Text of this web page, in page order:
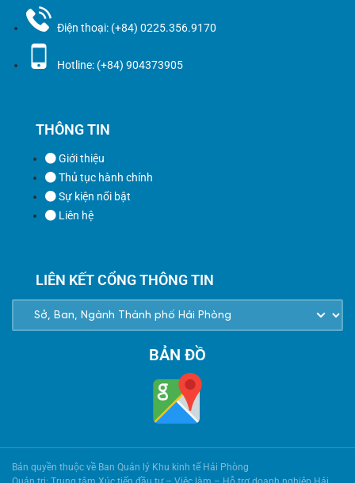
Điện thoại: (+84) 0225.356.9170
Hotline: (+84) 904373905
THÔNG TIN
Giới thiệu
Thủ tục hành chính
Sự kiện nổi bật
Liên hệ
LIÊN KẾT CỔNG THÔNG TIN
BẢN ĐỒ
Bản quyền thuộc về Ban Quản lý Khu kinh tế Hải Phòng